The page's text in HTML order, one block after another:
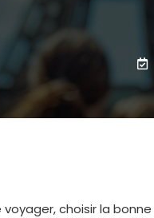
voyager, choisir la bonne